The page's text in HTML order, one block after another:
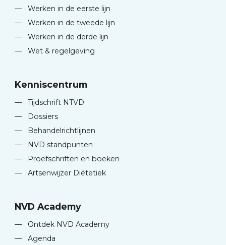
—
Werken in de eerste lijn
—
Werken in de tweede lijn
—
Werken in de derde lijn
—
Wet & regelgeving
Kenniscentrum
—
Tijdschrift NTVD
—
Dossiers
—
Behandelrichtlijnen
—
NVD standpunten
—
Proefschriften en boeken
—
Artsenwijzer Diëtetiek
NVD Academy
—
Ontdek NVD Academy
—
Agenda